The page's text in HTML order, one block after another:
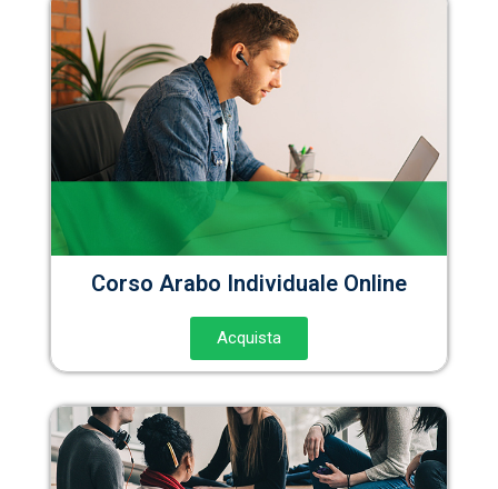
Corso Arabo Individuale Online
Acquista